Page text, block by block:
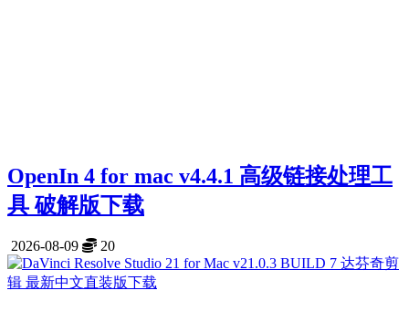
OpenIn 4 for mac v4.4.1 高级链接处理工
具 破解版下载
2026-08-09 20